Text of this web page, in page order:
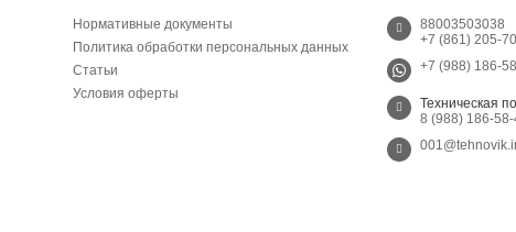
Нормативные документы
Политика обработки персональных данных
Статьи
Условия оферты
88003503038
+7 (861) 205-
+7 (988) 186-
Техническая
8 (988) 186-58-